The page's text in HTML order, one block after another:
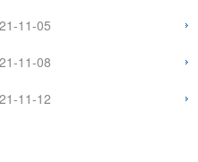
11-05
11-08
11-12